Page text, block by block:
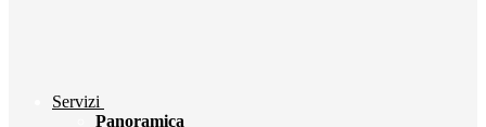
Servizi
Panoramica